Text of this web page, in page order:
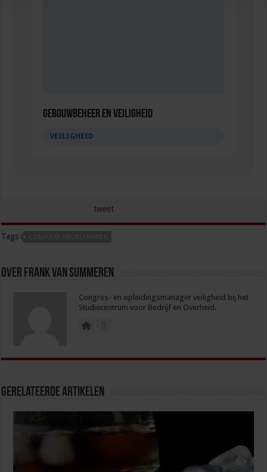
Gebouwbeheer en veiligheid
VEILIGHEID
tweet
Tags
Over Frank van Summeren
Congres- en opleidingsmanager veiligheid bij het
Studiecentrum voor Bedrijf en Overheid.
Gerelateerde Artikelen